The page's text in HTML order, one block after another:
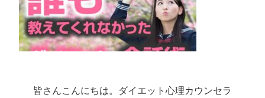
皆さんこんにちは。ダイエット心理カウンセラ